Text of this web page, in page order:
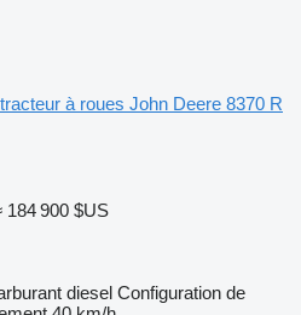
tracteur à roues John Deere 8370 R
184 900 $US
diesel Configuration de